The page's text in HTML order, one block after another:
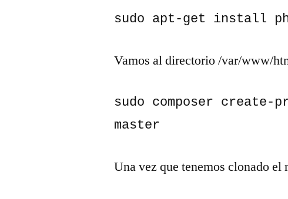
sudo apt-get install
Vamos al directorio /var/www/
sudo composer create-
master
Una vez que tenemos clonado